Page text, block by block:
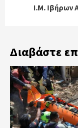
Ι.Μ. Ιβήρων
Διαβάστε